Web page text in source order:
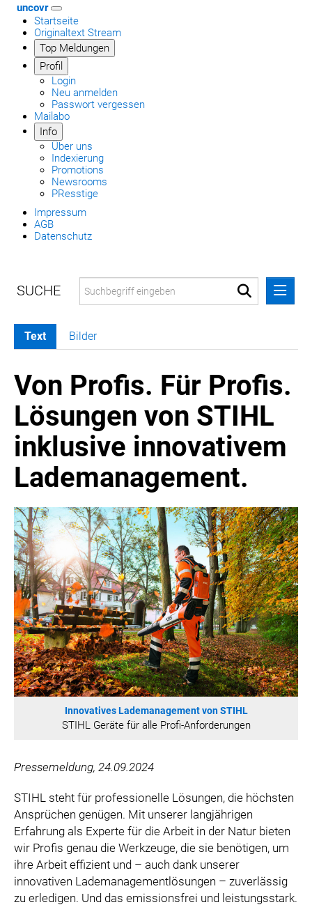
uncovr
Startseite
Originaltext Stream
Top Meldungen
Profil
Login
Neu anmelden
Passwort vergessen
Mailabo
Info
Über uns
Indexierung
Promotions
Newsrooms
PResstige
Impressum
AGB
Datenschutz
MELDUNGEN
PRESSEMITTEILUNGEN
MEDIA
PRESSEBILDER
PRESSEKONTAKT
Text Bilder
Von Profis. Für Profis.
Lösungen von STIHL
inklusive innovativem
Lademanagement.
Innovatives Lademanagement von STIHL
STIHL Geräte für alle Profi-Anforderungen
Pressemeldung, 24.09.2024
STIHL steht für professionelle Lösungen, die höchsten
Ansprüchen genügen. Mit unserer langjährigen
Erfahrung als Experte für die Arbeit in der Natur bieten
wir Profis genau die Werkzeuge, die sie benötigen, um
ihre Arbeit effizient und – auch dank unserer
innovativen Lademanagementlösungen – zuverlässig
zu erledigen. Und das emissionsfrei und leistungsstark.